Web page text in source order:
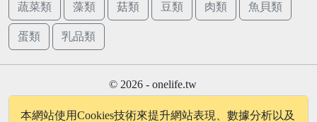
蔬菜類 藻類 菇類 豆類 肉類 魚貝類
蛋類 乳品類
© 2026 - onelife.tw
本網站使用Cookies技術來提升網站表現、數據分析以及